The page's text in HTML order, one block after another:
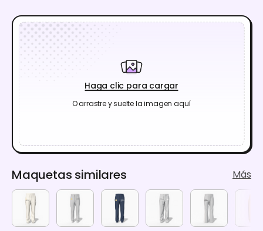
Haga clic para cargar
O arrastre y suelte la imagen aquí
Maquetas similares Más